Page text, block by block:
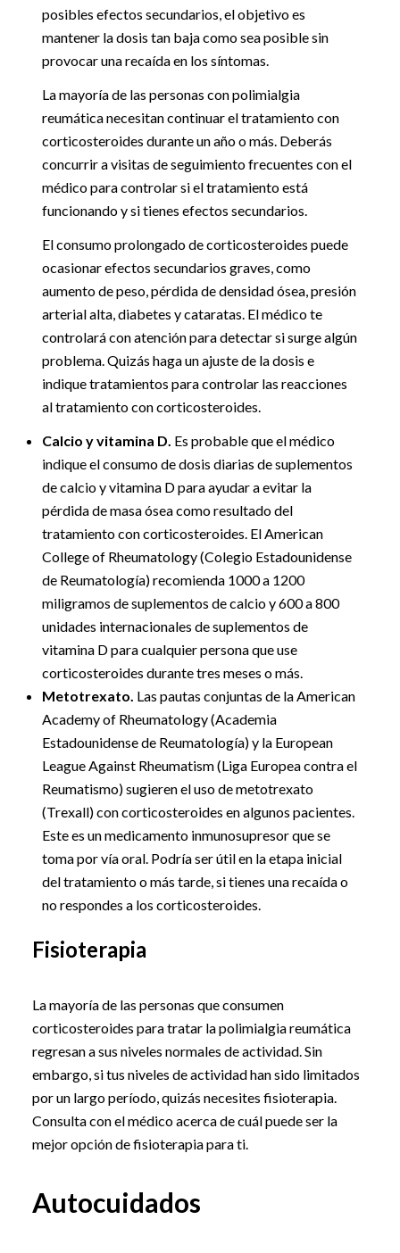
posibles efectos secundarios, el objetivo es
mantener la dosis tan baja como sea posible sin
provocar una recaída en los síntomas.
La mayoría de las personas con polimialgia
reumática necesitan continuar el tratamiento con
corticosteroides durante un año o más. Deberás
concurrir a visitas de seguimiento frecuentes con el
médico para controlar si el tratamiento está
funcionando y si tienes efectos secundarios.
El consumo prolongado de corticosteroides puede
ocasionar efectos secundarios graves, como
aumento de peso, pérdida de densidad ósea, presión
arterial alta, diabetes y cataratas. El médico te
controlará con atención para detectar si surge algún
problema. Quizás haga un ajuste de la dosis e
indique tratamientos para controlar las reacciones
al tratamiento con corticosteroides.
Calcio y vitamina D. Es probable que el médico
indique el consumo de dosis diarias de suplementos
de calcio y vitamina D para ayudar a evitar la
pérdida de masa ósea como resultado del
tratamiento con corticosteroides. El American
College of Rheumatology (Colegio Estadounidense
de Reumatología) recomienda 1000 a 1200
miligramos de suplementos de calcio y 600 a 800
unidades internacionales de suplementos de
vitamina D para cualquier persona que use
corticosteroides durante tres meses o más.
Metotrexato. Las pautas conjuntas de la American
Academy of Rheumatology (Academia
Estadounidense de Reumatología) y la European
League Against Rheumatism (Liga Europea contra el
Reumatismo) sugieren el uso de metotrexato
(Trexall) con corticosteroides en algunos pacientes.
Este es un medicamento inmunosupresor que se
toma por vía oral. Podría ser útil en la etapa inicial
del tratamiento o más tarde, si tienes una recaída o
no respondes a los corticosteroides.
Fisioterapia
La mayoría de las personas que consumen
corticosteroides para tratar la polimialgia reumática
regresan a sus niveles normales de actividad. Sin
embargo, si tus niveles de actividad han sido limitados
por un largo período, quizás necesites fisioterapia.
Consulta con el médico acerca de cuál puede ser la
mejor opción de fisioterapia para ti.
Autocuidados